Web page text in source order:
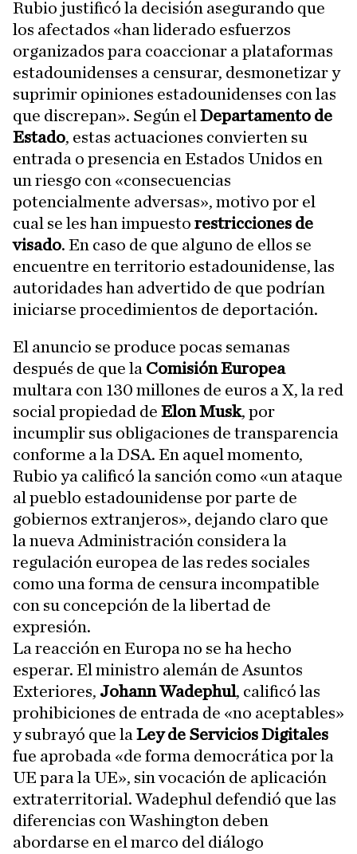
Rubio justificó la decisión asegurando que
los afectados «han liderado esfuerzos
organizados para coaccionar a plataformas
estadounidenses a censurar, desmonetizar y
suprimir opiniones estadounidenses con las
que discrepan». Según el Departamento de
Estado, estas actuaciones convierten su
entrada o presencia en Estados Unidos en
un riesgo con «consecuencias
potencialmente adversas», motivo por el
cual se les han impuesto restricciones de
visado. En caso de que alguno de ellos se
encuentre en territorio estadounidense, las
autoridades han advertido de que podrían
iniciarse procedimientos de deportación.
El anuncio se produce pocas semanas
después de que la Comisión Europea
multara con 130 millones de euros a X, la red
social propiedad de Elon Musk, por
incumplir sus obligaciones de transparencia
conforme a la DSA. En aquel momento,
Rubio ya calificó la sanción como «un ataque
al pueblo estadounidense por parte de
gobiernos extranjeros», dejando claro que
la nueva Administración considera la
regulación europea de las redes sociales
como una forma de censura incompatible
con su concepción de la libertad de
expresión.
La reacción en Europa no se ha hecho
esperar. El ministro alemán de Asuntos
Exteriores, Johann Wadephul, calificó las
prohibiciones de entrada de «no aceptables»
y subrayó que la Ley de Servicios Digitales
fue aprobada «de forma democrática por la
UE para la UE», sin vocación de aplicación
extraterritorial. Wadephul defendió que las
diferencias con Washington deben
abordarse en el marco del diálogo